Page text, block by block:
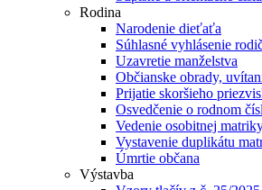
Rodina
Narodenie dieťaťa
Súhlasné vyhlásenie
Uzavretie manželstva
Občianske obrady,
Prijatie skoršieho
Osvedčenie o rodnom
Vedenie osobitnej
Vystavenie duplikátu
Úmrtie občana
Výstavba